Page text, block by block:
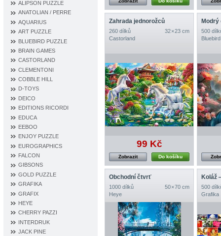
ALIPSON PUZZLE
ANATOLIAN / PERRE
AQUARIUS
ART PUZZLE
BLUEBIRD PUZZLE
BRAIN GAMES
CASTORLAND
CLEMENTONI
COBBLE HILL
D‐TOYS
DEICO
EDITIONS RICORDI
EDUCA
EEBOO
ENJOY PUZZLE
EUROGRAPHICS
FALCON
GIBSONS
GOLD PUZZLE
GRAFIKA
GRAFIX
HEYE
CHERRY PAZZI
INTERDRUK
JACK PINE
Zahrada jednorožců
260 dílků
32 × 23 cm
Castorland
99 Kč
Do košíku
Zobrazit
Modrý
500
Obchodní čtvrť
1000 dílků
50 × 70 cm
Heye
Koláž
500
Grafika